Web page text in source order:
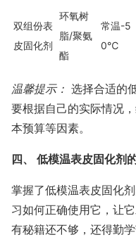
双组份表
皮固化剂
环氧树
脂/聚氨
酯
常温-5
0℃
温馨提示： 选择合适的
要根据自己的实际情况
本预算等因素。
四、 低模温表皮固化剂
掌握了低模温表皮固化
习如何正确使用它，让
有秘籍还不够，还得勤学